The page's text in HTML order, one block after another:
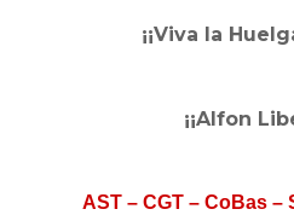
¡¡Viva la
¡¡Alfon
AST – CGT – CoBas –